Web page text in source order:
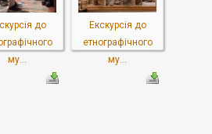
до
му...
Екскурсія до
етнографічного
му...